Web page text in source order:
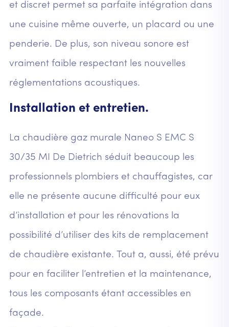
et discret permet sa parfaite intégration dans
une cuisine même ouverte, un placard ou une
penderie. De plus, son niveau sonore est
vraiment faible respectant les nouvelles
réglementations acoustiques.
Installation et entretien.
La chaudière gaz murale Naneo S EMC S
30/35 MI De Dietrich séduit beaucoup les
professionnels plombiers et chauffagistes, car
elle ne présente aucune difficulté pour eux
d’installation et pour les rénovations la
possibilité d’utiliser des kits de remplacement
de chaudière existante. Tout a, aussi, été prévu
pour en faciliter l’entretien et la maintenance,
tous les composants étant accessibles en
façade.